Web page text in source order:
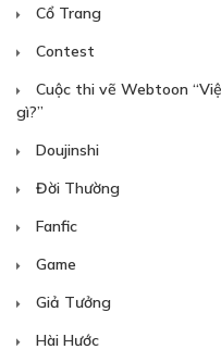
Cổ Trang
Contest
Cuộc thi vẽ Webtoon
gì?”
Doujinshi
Đời Thường
Fanfic
Game
Giả Tưởng
Hài Hước